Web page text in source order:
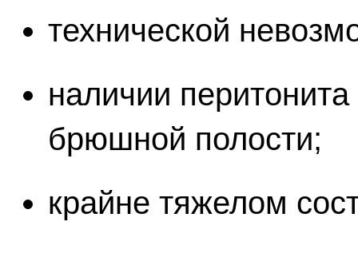
технической
наличии
брюшной полости;
крайне тяжелом